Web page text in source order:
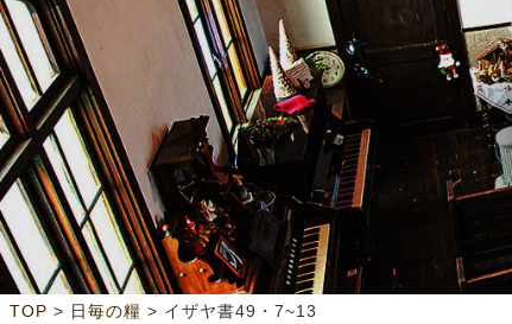
TOP > 日毎の糧 > イザヤ書49・7~13